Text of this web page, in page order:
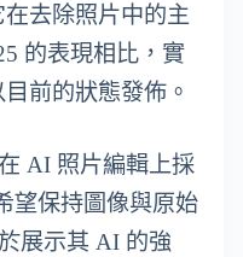
在去除照片中的主
的表現相比，實
前的狀態發佈。
AI 照片編輯上採
望保持圖像與原始
展示其 AI 的強